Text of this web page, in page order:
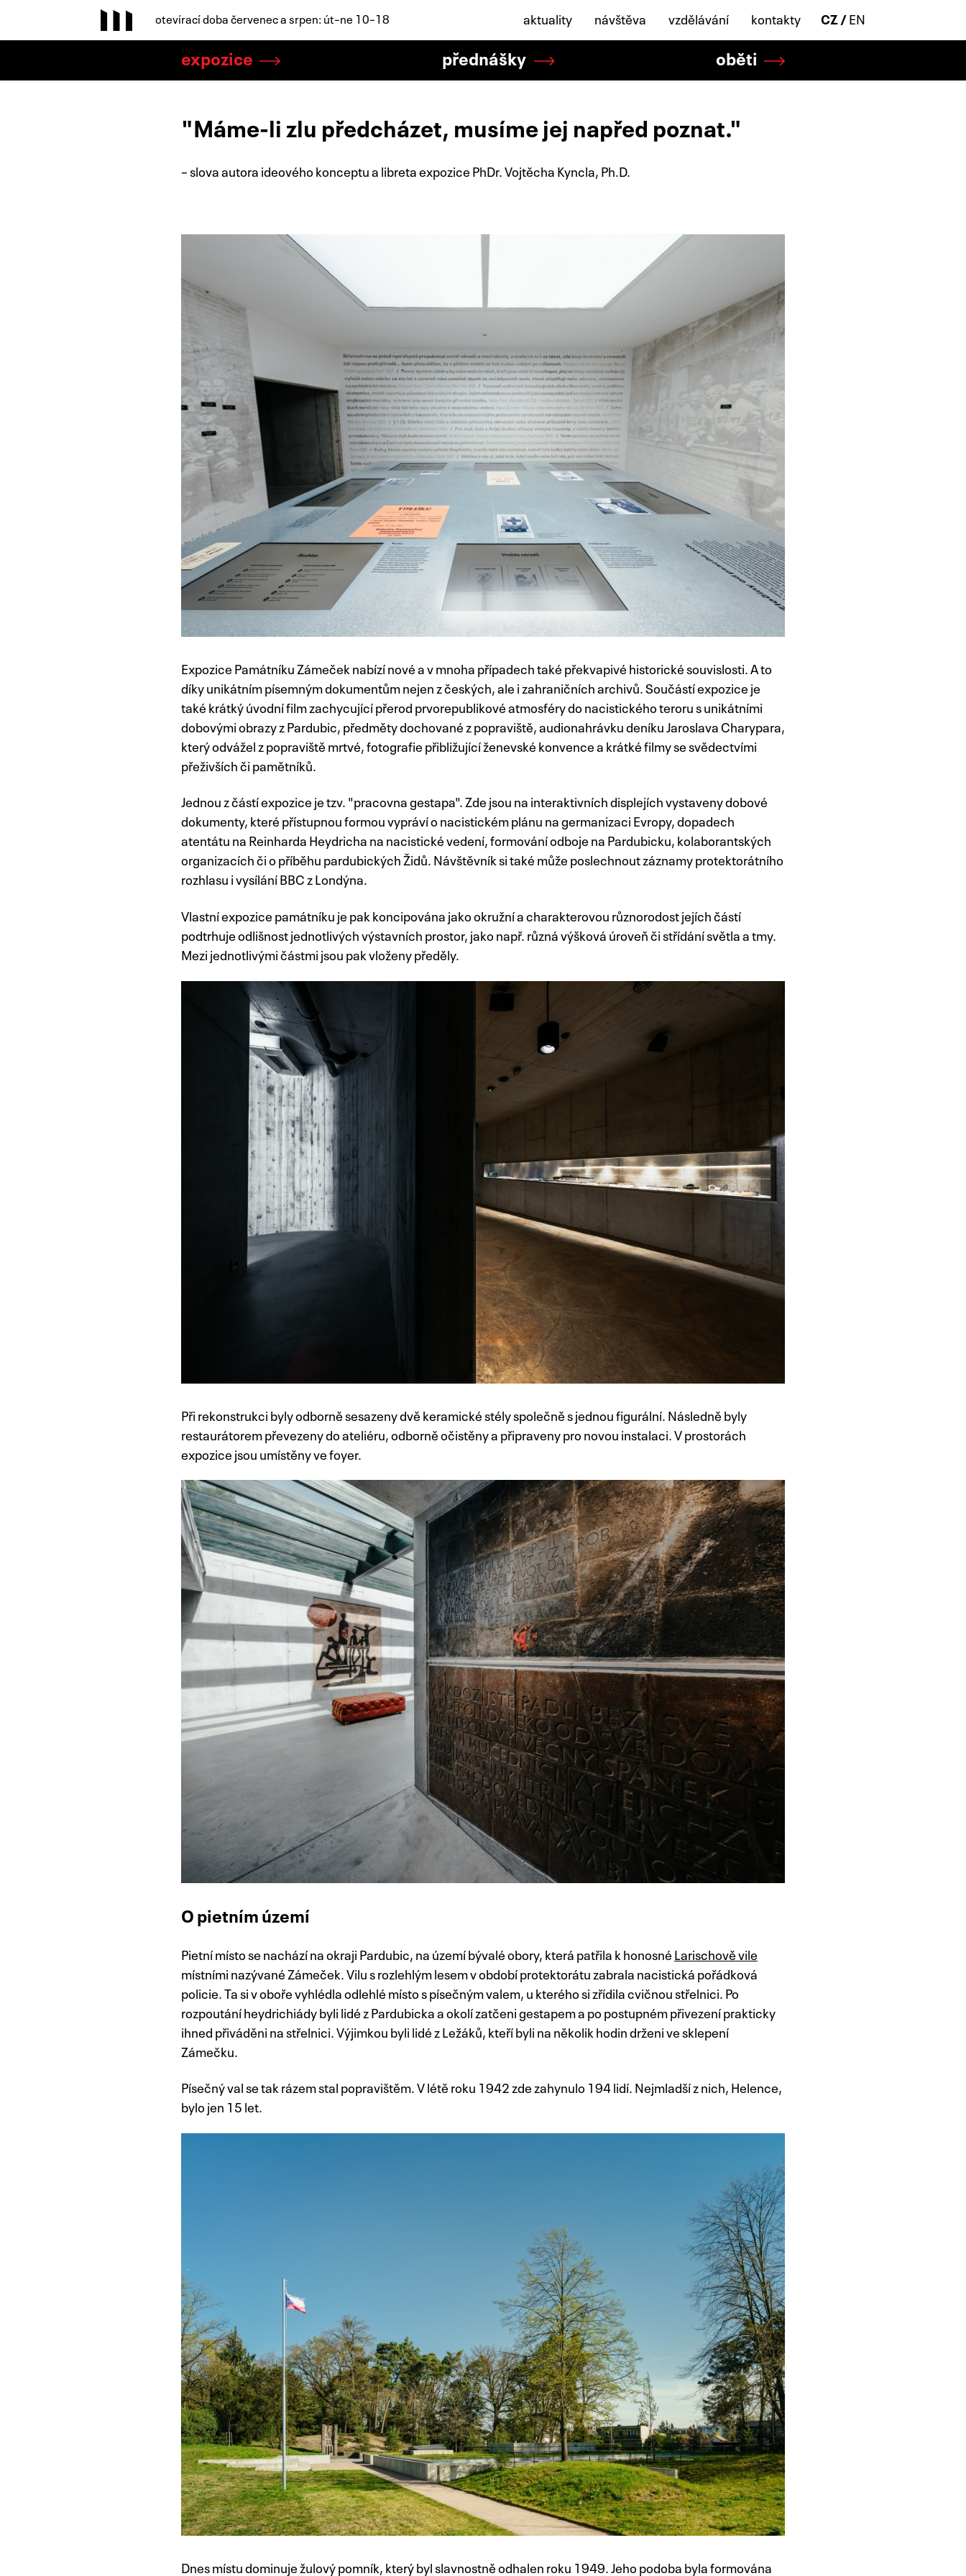
otevírací doba červenec a srpen: út–ne 10–18 aktuality návštěva vzdělávání kontakty CZ EN
expozice přednášky oběti
"Máme-li zlu předcházet, musíme jej napřed poznat."
– slova autora ideového konceptu a libreta expozice PhDr. Vojtěcha Kyncla, Ph.D.
Expozice Památníku Zámeček nabízí nové a v mnoha případech také překvapivé historické souvislosti. A to
díky unikátním písemným dokumentům nejen z českých, ale i zahraničních archivů. Součástí expozice je
také krátký úvodní film zachycující přerod prvorepublikové atmosféry do nacistického teroru s unikátními
dobovými obrazy z Pardubic, předměty dochované z popraviště, audionahrávku deníku Jaroslava Charypara,
který odvážel z popraviště mrtvé, fotografie přibližující ženevské konvence a krátké filmy se svědectvími
přeživších či pamětníků.
Jednou z částí expozice je tzv. "pracovna gestapa". Zde jsou na interaktivních displejích vystaveny dobové
dokumenty, které přístupnou formou vypráví o nacistickém plánu na germanizaci Evropy, dopadech
atentátu na Reinharda Heydricha na nacistické vedení, formování odboje na Pardubicku, kolaborantských
organizacích či o příběhu pardubických Židů. Návštěvník si také může poslechnout záznamy protektorátního
rozhlasu i vysílání BBC z Londýna.
Vlastní expozice památníku je pak koncipována jako okružní a charakterovou různorodost jejích částí
podtrhuje odlišnost jednotlivých výstavních prostor, jako např. různá výšková úroveň či střídání světla a tmy.
Mezi jednotlivými částmi jsou pak vloženy předěly.
Při rekonstrukci byly odborně sesazeny dvě keramické stély společně s jednou figurální. Následně byly
restaurátorem převezeny do ateliéru, odborně očistěny a připraveny pro novou instalaci. V prostorách
expozice jsou umístěny ve foyer.
O pietním území
Pietní místo se nachází na okraji Pardubic, na území bývalé obory, která patřila k honosnéLarischově vile
místními nazývané Zámeček. Vilu s rozlehlým lesem v období protektorátu zabrala nacistická pořádková
policie. Ta si v oboře vyhlédla odlehlé místo s písečným valem, u kterého si zřídila cvičnou střelnici. Po
rozpoutání heydrichiády byli lidé z Pardubicka a okolí zatčeni gestapem a po postupném přivezení prakticky
ihned přiváděni na střelnici. Výjimkou byli lidé z Ležáků, kteří byli na několik hodin drženi ve sklepení
Zámečku.
Písečný val se tak rázem stal popravištěm. V létě roku 1942 zde zahynulo 194 lidí. Nejmladší z nich, Helence,
bylo jen 15 let.
Dnes místu dominuje žulový pomník, který byl slavnostně odhalen roku 1949. Jeho podoba byla formována